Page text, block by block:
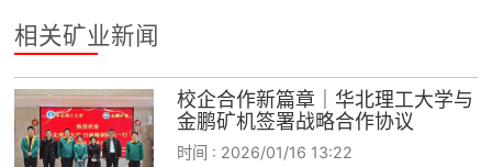
相关矿业新闻
校企合作新篇章｜华北理工大学与
金鹏矿机签署战略合作协议
时间 : 2026/01/16 13:22